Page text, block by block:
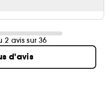
2 avis sur 36
d'avis